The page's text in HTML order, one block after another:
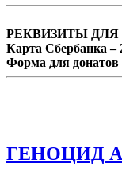
РЕКВИЗИТЫ
Карта Сбербанка –
Форма для донатов
ГЕНОЦИД